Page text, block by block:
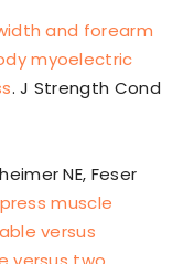
and forearm
myoelectric
. J Strength Cond
NE, Feser
muscle
versus